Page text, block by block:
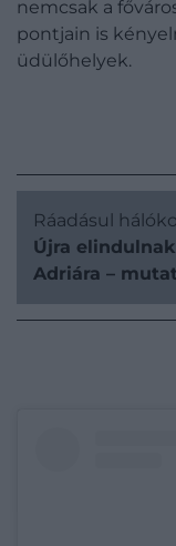
nemcsak a
pontjain is
üdülőhelyek.
Ráadásul
Újra
Adriára –